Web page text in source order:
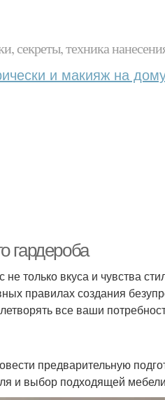
секреты, техника
и макияж на
гардероба
не только вкуса и чувства
правилах создания
все ваши
предварительную
и выбор подходящей